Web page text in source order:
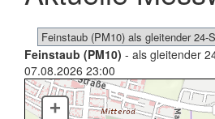
Feinstaub (PM10) - als gleitender
07.08.2026 23:00
+